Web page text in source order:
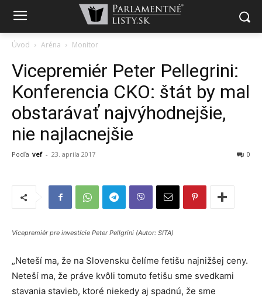
Úvod Aréna Monitor
Vicepremiér Peter Pellegrini:
Konferencia CKO: štát by mal
obstarávať najvýhodnejšie,
nie najlacnejšie
Podľa vef - 23. apríla 2017 0
Vicepremiér pre investície Peter Pellgrini (Autor: SITA)
„Neteší ma, že na Slovensku čelíme fetišu najnižšej ceny.
Neteší ma, že práve kvôli tomuto fetišu sme svedkami
stavania stavieb, ktoré niekedy aj spadnú, že sme